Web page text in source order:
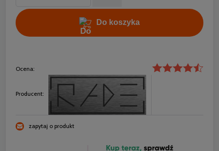
Do koszyka
Ocena:
Producent:
zapytaj o produkt